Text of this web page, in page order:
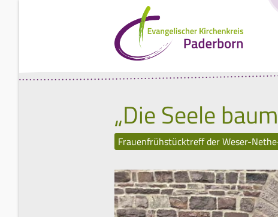
„Die Seele
Frauenfrühstücktreff der Weser-